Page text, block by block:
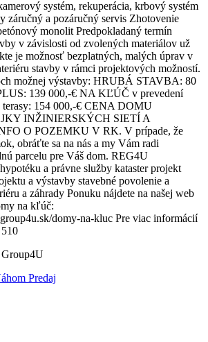
systém, rekuperácia, krbový systém
záručný a pozáručný servis Zhotovenie
monolit Predpokladaný termín
v závislosti od zvolených materiálov už
je možnosť bezplatných, malých úprav v
stavby v rámci projektových možností.
možnej výstavby: HRUBÁ STAVBA: 80
139 000,-€ NA KĽÚČ v prevedení
154 000,-€ CENA DOMU
INŽINIERSKÝCH SIETÍ A
O POZEMKU V RK. V prípade, že
obráťte sa na nás a my Vám radi
parcelu pre Váš dom. REG4U
a právne služby kataster projekt
a výstavby stavebné povolenie a
a záhrady Ponuku nájdete na našej web
na kľúč:
domy-na-kluc Pre viac informácií
Predaj